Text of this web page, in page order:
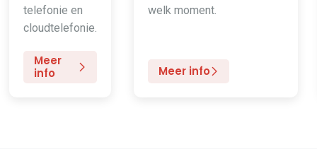
telefonie en
cloudtelefonie.
Meer
info
welk moment.
Meer info